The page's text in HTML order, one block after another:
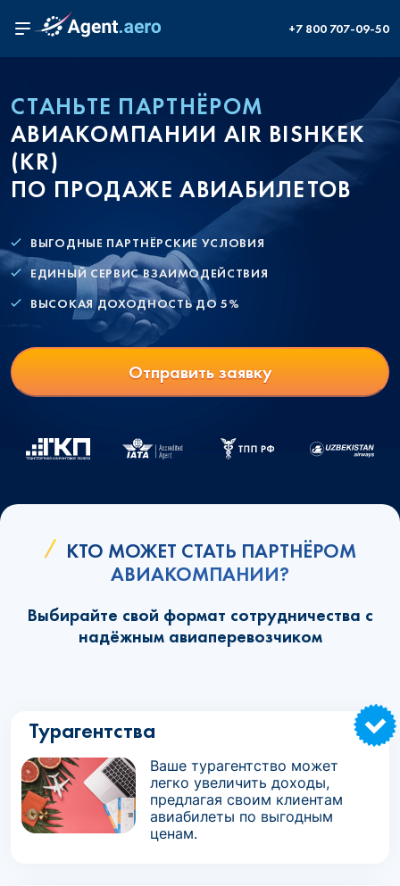
+7 800 707-09-50
СТАНЬТЕ ПАРТНЁРОМ
АВИАКОМПАНИИ AIR BISHKEK
(KR)
ПО ПРОДАЖЕ АВИАБИЛЕТОВ
ВЫГОДНЫЕ ПАРТНЁРСКИЕ УСЛОВИЯ
ЕДИНЫЙ СЕРВИС ВЗАИМОДЕЙСТВИЯ
ВЫСОКАЯ ДОХОДНОСТЬ ДО 5%
Отправить заявку
КТО МОЖЕТ СТАТЬ ПАРТНЁРОМ
АВИАКОМПАНИИ?
Выбирайте свой формат сотрудничества с
надёжным авиаперевозчиком
Турагентства
Ваше турагентство может
легко увеличить доходы,
предлагая своим клиентам
авиабилеты по выгодным
ценам.